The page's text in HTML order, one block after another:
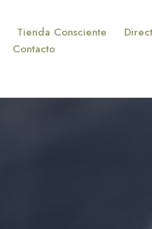
Tienda Consciente
Contacto